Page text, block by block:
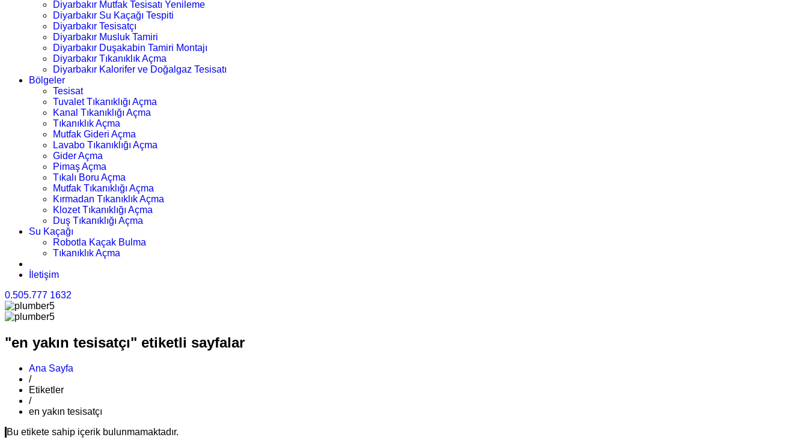
Diyarbakır Mutfak Tesisatı Yenileme
Diyarbakır Su Kaçağı Tespiti
Diyarbakır Tesisatçı
Diyarbakır Musluk Tamiri
Diyarbakır Duşakabin Tamiri Montajı
Diyarbakır Tıkanıklık Açma
Diyarbakır Kalorifer ve Doğalgaz Tesisatı
Bölgeler
Tesisat
Tuvalet Tıkanıklığı Açma
Kanal Tıkanıklığı Açma
Tıkanıklık Açma
Mutfak Gideri Açma
Lavabo Tıkanıklığı Açma
Gider Açma
Pimaş Açma
Tıkalı Boru Açma
Mutfak Tıkanıklığı Açma
Kırmadan Tıkanıklık Açma
Klozet Tıkanıklığı Açma
Duş Tıkanıklığı Açma
Su Kaçağı
Robotla Kaçak Bulma
Tıkanıklık Açma
İletişim
0.505.777 1632
"en yakın tesisatçı" etiketli sayfalar
Ana Sayfa
/
Etiketler
/
en yakın tesisatçı
Bu etikete sahip içerik bulunmamaktadır.